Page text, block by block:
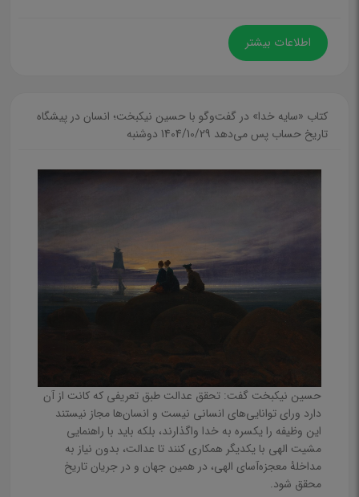
هنرهای تجسمی
عکاسی
سینما و تلویزیون، فیلم‌نامه و مستند
کتب نفیس
مجموعه‌های ققنوس
مجموعه ملل
چند رسانه‌ای و دیجیتال
صوتی و شنیداری
تصویری و دیجیتال
ورزش و سرگرمی
اطلاعات بیشتر
کتاب «سایه خدا» در گفت‌وگو با حسین نیکبخت؛ انسان در پیشگاه
تاریخ حساب پس می‌دهد 1404/10/29 دوشنبه
حسین نیکبخت گفت: تحقق عدالت طبق تعریفی که کانت از آن
دارد ورای توانایی‌های انسانی نیست و انسان‌ها مجاز نیستند
این وظیفه را یکسره به خدا واگذارند، بلکه باید با راهنمایی
مشیت الهی با یکدیگر همکاری کنند تا عدالت، بدون نیاز به
مداخلۀ معجزه‌آسای الهی، در همین جهان و در جریان تاریخ
محقق شود.